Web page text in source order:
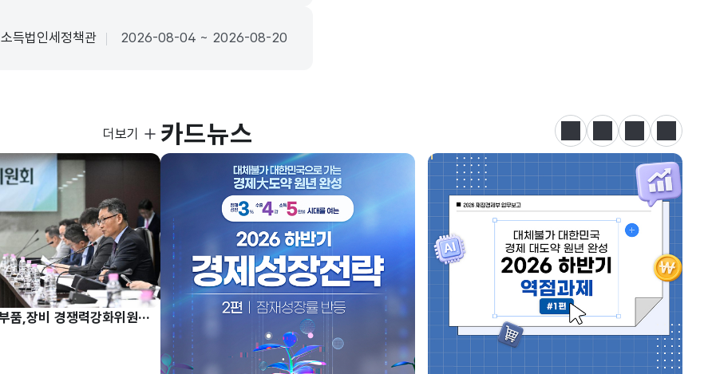
소득법인세정책관 2026-08-04 ~ 2026-08-20
허장 차관, 소재,부품,장비 경쟁력강화위원회 주재
사진뉴스
더보기 카드뉴스 정지 이전 다음 카드뉴